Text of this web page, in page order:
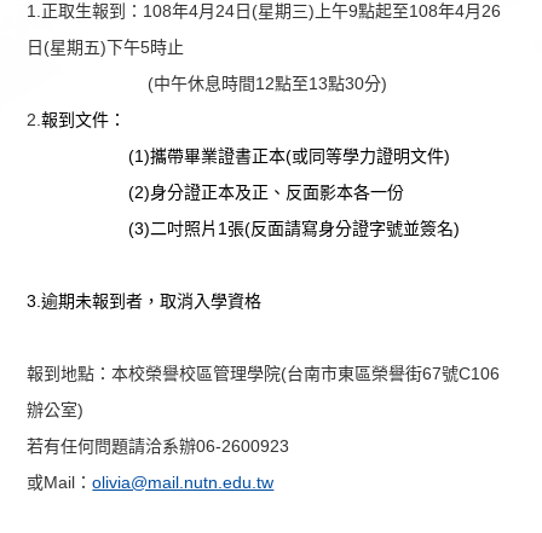
1.正取生報到：108年4月24日(星期三)上午9點起至108年4月26
日(星期五)下午5時止
(中午休息時間12點至13點30分)
2.報到文件：
(1)攜帶畢業證書正本(或同等學力證明文件)
(2)身分證正本及正、反面影本各一份
(3)二吋照片1張(反面請寫身分證字號並簽名)
3.逾期未報到者，取消入學資格
報到地點：本校榮譽校區管理學院(台南市東區榮譽街67號C106
辦公室)
若有任何問題請洽系辦06-2600923
或Mail：olivia@mail.nutn.edu.tw